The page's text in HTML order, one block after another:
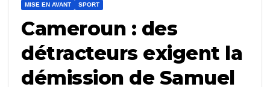
MISE EN AVANT SPORT
Cameroun : des
détracteurs exigent la
démission de Samuel